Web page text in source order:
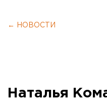
← НОВОСТИ
Наталья